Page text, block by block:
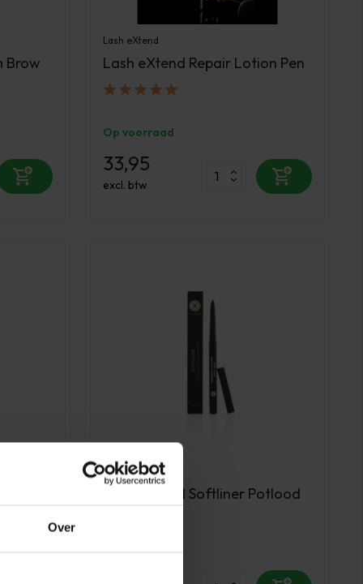
Over
Brow
Lash eXtend
Lash eXtend Repair Lotion Pen
Op voorraad
33,95
excl. btw
Lash eXtend
Lash eXtend Softliner Potlood